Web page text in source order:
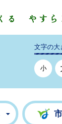
文字の大
小